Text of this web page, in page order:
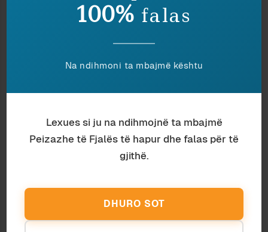
të dhuroni diçka nëpërmjet butonit, në
shenjë mirëkuptimi dhe mbështetjeje për
Ardian Vehbiu
100% falas
Na ndihmoni ta mbajmë kështu
Lexues si ju na ndihmojnë ta mbajmë
Peizazhe të Fjalës të hapur dhe falas për të
gjithë.
DHURO SOT